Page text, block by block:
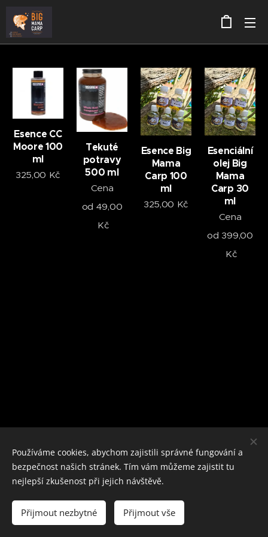
Esence CC
Moore 100
ml
325,00 Kč
Tekuté
potravy
500 ml
Cena
od 49,00
Kč
Esence Big
Mama
Carp 100
ml
325,00 Kč
Esenciální
olej Big
Mama
Carp 30
ml
Cena
od 399,00
Kč
e-mail:bigmamacarp@post.cz
Vytvořeno službou Webnode Cookies
Používáme cookies, abychom zajistili správné fungování a
bezpečnost našich stránek. Tím vám můžeme zajistit tu
nejlepší zkušenost při jejich návštěvě.
Přijmout nezbytné Přijmout vše